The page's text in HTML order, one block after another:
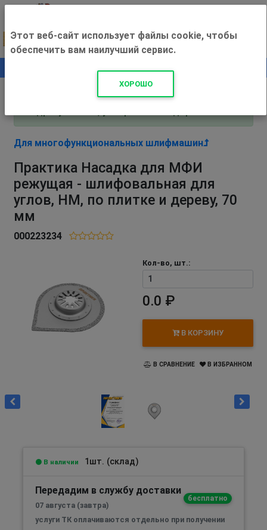
+500 ₽
Внимание! С 3 августа магазин работает по
Для многофункциональных шлифмашин
Практика Насадка для МФИ
режущая - шлифовальная для
углов, HM, по плитке и дереву, 70
мм
000223234
Кол-во, шт.:
0.0 ₽
В КОРЗИНУ
В СРАВНЕНИЕ В ИЗБРАННОМ
В наличии 1шт. (склад)
Передадим в службу доставки
бесплатно
07 августа (завтра)
услуги ТК оплачиваются отдельно при получении
Этот веб-сайт использует файлы cookie, чтобы
обеспечить вам наилучший сервис.
ХОРОШО